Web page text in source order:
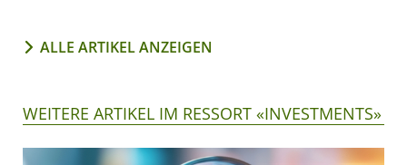
ALLE ARTIKEL ANZEIGEN
WEITERE ARTIKEL IM RESSORT «INVESTMENTS»